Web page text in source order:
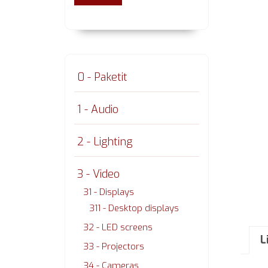
0 - Paketit
1 - Audio
2 - Lighting
3 - Video
31 - Displays
311 - Desktop displays
32 - LED screens
33 - Projectors
34 - Cameras